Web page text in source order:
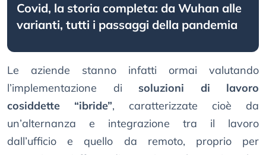
Covid, la storia completa: da Wuhan alle
varianti, tutti i passaggi della pandemia
Le aziende stanno infatti ormai valutando
l’implementazione di soluzioni di lavoro
cosiddette “ibride”, caratterizzate cioè da
un’alternanza e integrazione tra il lavoro
dall’ufficio e quello da remoto, proprio per